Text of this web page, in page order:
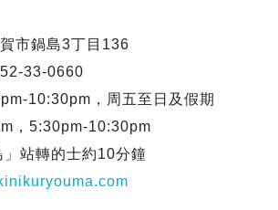
市鍋島3丁目136
33-0660
10:30pm，周五至日及假期
，5:30pm-10:30pm
站轉的士約10分鐘